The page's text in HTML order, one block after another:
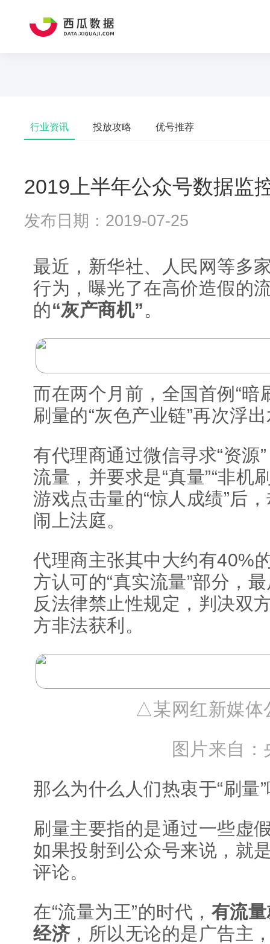
行业资讯 投放攻略 优号推荐
2019上半年公众号数据监
发布日期：2019-07-25
最近，新华社、人民网等多
行为，曝光了在高价造假的
的“灰产商机”。
而在两个月前，全国首例“暗
刷量的“灰色产业链”再次浮
有代理商通过微信寻求“资源
流量，并要求是“真量”“非机
游戏点击量的“惊人成绩”后
闹上法庭。
代理商主张其中大约有40%
方认可的“真实流量”部分，
反法律禁止性规定，判决双
方非法获利。
△某网红新媒体
图片来自：
那么为什么人们热衷于“刷量
刷量主要指的是通过一些虚
如果投射到公众号来说，就
评论。
在“流量为王”的时代， 有流
经济，所以无论的是广告主